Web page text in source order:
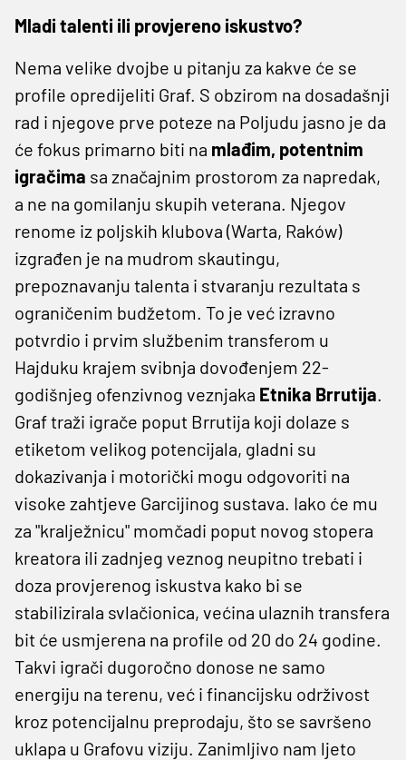
Mladi talenti ili provjereno iskustvo?
Nema velike dvojbe u pitanju za kakve će se
profile opredijeliti Graf. S obzirom na dosadašnji
rad i njegove prve poteze na Poljudu jasno je da
će fokus primarno biti na mlađim, potentnim
igračima sa značajnim prostorom za napredak,
a ne na gomilanju skupih veterana. Njegov
renome iz poljskih klubova (Warta, Raków)
izgrađen je na mudrom skautingu,
prepoznavanju talenta i stvaranju rezultata s
ograničenim budžetom. To je već izravno
potvrdio i prvim službenim transferom u
Hajduku krajem svibnja dovođenjem 22-
godišnjeg ofenzivnog veznjaka Etnika Brrutija.
Graf traži igrače poput Brrutija koji dolaze s
etiketom velikog potencijala, gladni su
dokazivanja i motorički mogu odgovoriti na
visoke zahtjeve Garcijinog sustava. Iako će mu
za "kralježnicu" momčadi poput novog stopera
kreatora ili zadnjeg veznog neupitno trebati i
doza provjerenog iskustva kako bi se
stabilizirala svlačionica, većina ulaznih transfera
bit će usmjerena na profile od 20 do 24 godine.
Takvi igrači dugoročno donose ne samo
energiju na terenu, već i financijsku održivost
kroz potencijalnu preprodaju, što se savršeno
uklapa u Grafovu viziju. Zanimljivo nam ljeto